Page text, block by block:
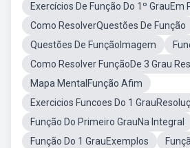
Exercícios De Função Do 1º GrauEm
Como ResolverQuestões De Função
Questões De FunçãoImagem
Como Resolver FunçãoDe 3 Grau
Mapa MentalFunção Afim
Exercicios Funcoes Do 1
Função Do Primeiro GrauNa Integral
Função Do 1 GrauExemplos